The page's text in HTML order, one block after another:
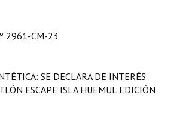
2961-CM-23
SE DECLARA DE INTERÉS
ESCAPE ISLA HUEMUL EDICIÓN